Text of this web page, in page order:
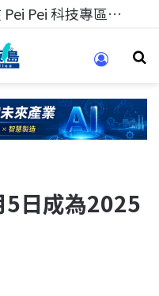
科技人的經驗傳承地！在 Pei Pei 科技專區，與學弟妹交流最硬核的技術
5日成為2025